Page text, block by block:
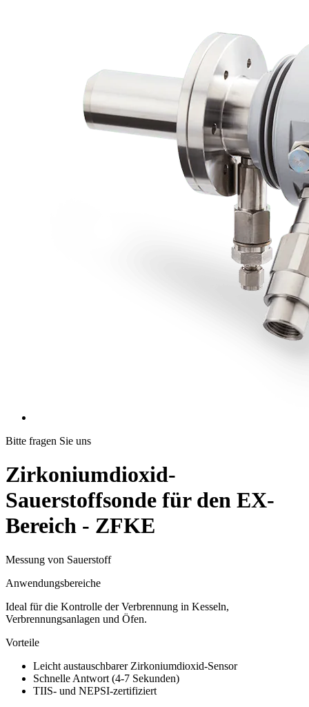
Bitte fragen Sie uns
Zirkoniumdioxid-
Sauerstoffsonde für den EX-
Bereich - ZFKE
Messung von Sauerstoff
Anwendungsbereiche
Ideal für die Kontrolle der Verbrennung in Kesseln,
Verbrennungsanlagen und Öfen.
Vorteile
Leicht austauschbarer Zirkoniumdioxid-Sensor
Schnelle Antwort (4-7 Sekunden)
TIIS- und NEPSI-zertifiziert